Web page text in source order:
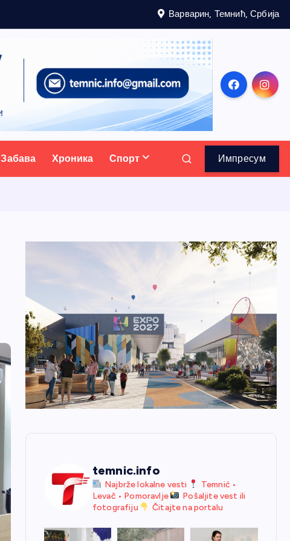
Варварин, Темнић, Србија
Забава Хроника Спорт Импресум
temnic.info
Najbrže lokalne vesti
Temnić •
Levač • Pomoravlje
Pošaljite vest ili
fotografiju
Čitajte na portalu